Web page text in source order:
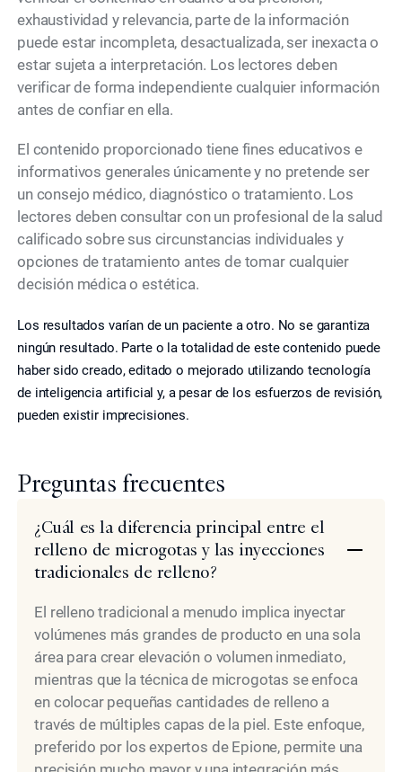
exhaustividad y relevancia, parte de la información
puede estar incompleta, desactualizada, ser inexacta o
estar sujeta a interpretación. Los lectores deben
verificar de forma independiente cualquier información
antes de confiar en ella.
El contenido proporcionado tiene fines educativos e
informativos generales únicamente y no pretende ser
un consejo médico, diagnóstico o tratamiento. Los
lectores deben consultar con un profesional de la salud
calificado sobre sus circunstancias individuales y
opciones de tratamiento antes de tomar cualquier
decisión médica o estética.
Los resultados varían de un paciente a otro. No se garantiza
ningún resultado. Parte o la totalidad de este contenido puede
haber sido creado, editado o mejorado utilizando tecnología
de inteligencia artificial y, a pesar de los esfuerzos de revisión,
pueden existir imprecisiones.
Preguntas frecuentes
¿Cuál es la diferencia principal entre el
relleno de microgotas y las inyecciones
tradicionales de relleno?
El relleno tradicional a menudo implica inyectar
volúmenes más grandes de producto en una sola
área para crear elevación o volumen inmediato,
mientras que la técnica de microgotas se enfoca
en colocar pequeñas cantidades de relleno a
través de múltiples capas de la piel. Este enfoque,
preferido por los expertos de Epione, permite una